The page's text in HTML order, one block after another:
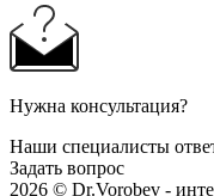
Нужна консультация?
Наши специалисты
Задать вопрос
2026 © Dr.Vorobev -